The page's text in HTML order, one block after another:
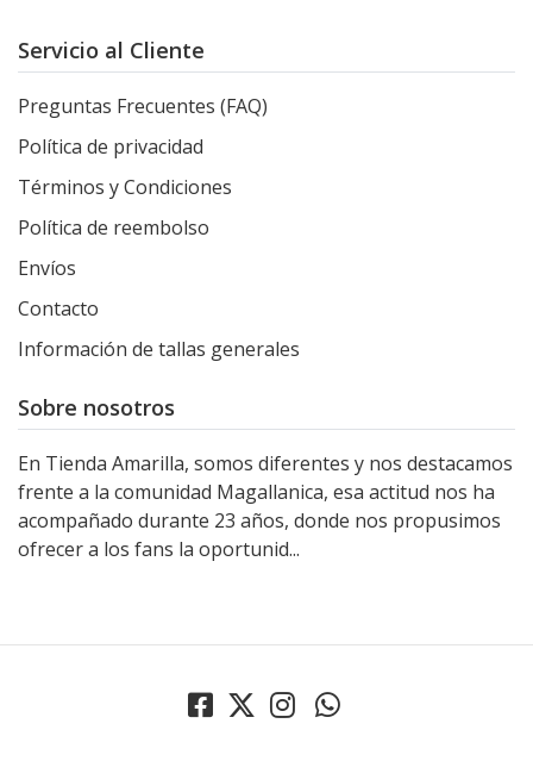
Servicio al Cliente
Preguntas Frecuentes (FAQ)
Política de privacidad
Términos y Condiciones
Política de reembolso
Envíos
Contacto
Información de tallas generales
Sobre nosotros
En Tienda Amarilla, somos diferentes y nos destacamos
frente a la comunidad Magallanica, esa actitud nos ha
acompañado durante 23 años, donde nos propusimos
ofrecer a los fans la oportunid...